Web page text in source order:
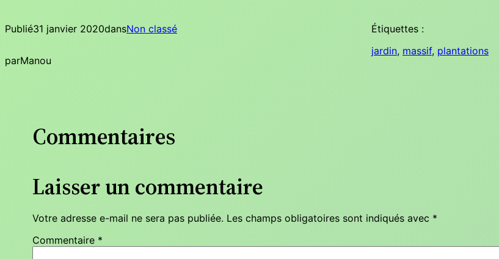
Publié31 janvier 2020dansNon classé
parManou
Étiquettes :
jardin, massif, plantations
Commentaires
Laisser un commentaire
Votre adresse e-mail ne sera pas publiée. Les champs obligatoires sont indiqués avec *
Commentaire *